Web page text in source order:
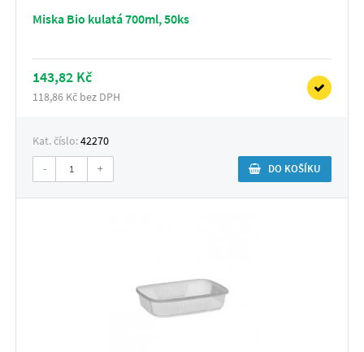
Miska Bio kulatá 700ml, 50ks
143,82 Kč
118,86 Kč bez DPH
Kat. číslo:42270
- + DO KOŠÍKU